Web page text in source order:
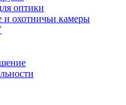
оптики
охотничьи камеры